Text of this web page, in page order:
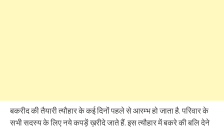
बकरीद की तैयारी त्यौहार के कई दिनों पहले से आरम्भ हो जाता है. परिवार के
सभी सदस्य के लिए नये कपड़ें ख़रीदे जाते हैं. इस त्यौहार में बकरे की बलि देने